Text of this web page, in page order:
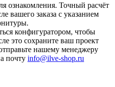
ознакомления. Точный расчёт
вашего заказа с указанием
конфигуратором, чтобы
это сохраните ваш проект
нашему менеджеру
почту info@ilve-shop.ru